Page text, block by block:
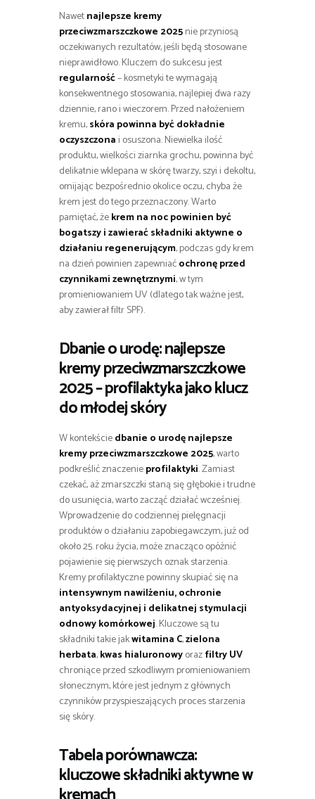
Nawetnajlepsze kremy
przeciwzmarszczkowe 2025nie przyniosą
oczekiwanych rezultatów, jeśli będą stosowane
nieprawidłowo. Kluczem do sukcesu jest
regularność– kosmetyki te wymagają
konsekwentnego stosowania, najlepiej dwa razy
dziennie, rano i wieczorem. Przed nałożeniem
kremu,skóra powinna być dokładnie
oczyszczona i osuszona. Niewielka ilość
produktu, wielkości ziarnka grochu, powinna być
delikatnie wklepana w skórę twarzy, szyi i dekoltu,
omijając bezpośrednio okolice oczu, chyba że
krem jest do tego przeznaczony. Warto
pamiętać, żekrem na noc powinien być
bogatszy i zawierać składniki aktywne o
działaniu regenerującym, podczas gdy krem
na dzień powinien zapewniaćochronę przed
czynnikami zewnętrznymi, w tym
promieniowaniem UV (dlatego tak ważne jest,
aby zawierał filtr SPF).
Dbanie o urodę: najlepsze
kremy przeciwzmarszczkowe
2025 – profilaktyka jako klucz
do młodej skóry
W kontekściedbanie o urodę najlepsze
kremy przeciwzmarszczkowe 2025, warto
podkreślić znaczenieprofilaktyki. Zamiast
czekać, aż zmarszczki staną się głębokie i trudne
do usunięcia, warto zacząć działać wcześniej.
Wprowadzenie do codziennej pielęgnacji
produktów o działaniu zapobiegawczym, już od
około 25. roku życia, może znacząco opóźnić
pojawienie się pierwszych oznak starzenia.
Kremy profilaktyczne powinny skupiać się na
intensywnym nawilżeniu, ochronie
antyoksydacyjnej i delikatnej stymulacji
odnowy komórkowej. Kluczowe są tu
składniki takie jakwitamina C,zielona
herbata,kwas hialuronowyorazfiltry UV
chroniące przed szkodliwym promieniowaniem
słonecznym, które jest jednym z głównych
czynników przyspieszających proces starzenia
się skóry.
Tabela porównawcza:
kluczowe składniki aktywne w